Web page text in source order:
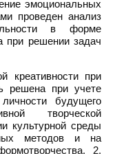
эмоциональных
проведен анализ
в форме
при решении задач
креативности при
решена при учете
будущего
творческой
культурной среды
методов и на
2.